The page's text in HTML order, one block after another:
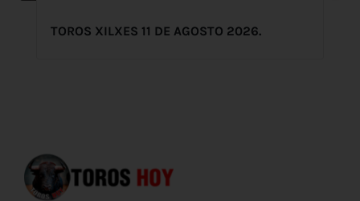
TOROS XILXES 11 DE AGOSTO 2026.